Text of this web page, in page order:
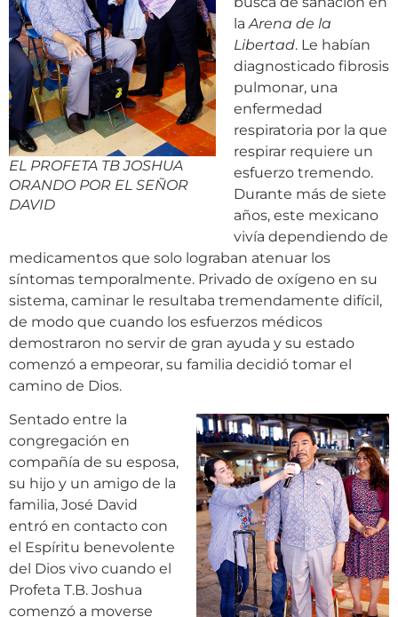
EL PROFETA TB JOSHUA
ORANDO POR EL SEÑOR
DAVID
laArena de la
Libertad. Le habían
diagnosticado fibrosis
pulmonar, una
enfermedad
respiratoria por la que
respirar requiere un
esfuerzo tremendo.
Durante más de siete
años, este mexicano
vivía dependiendo de
medicamentos que solo lograban atenuar los
síntomas temporalmente. Privado de oxígeno en su
sistema, caminar le resultaba tremendamente difícil,
de modo que cuando los esfuerzos médicos
demostraron no servir de gran ayuda y su estado
comenzó a empeorar, su familia decidió tomar el
camino de Dios.
Sentado entre la
congregación en
compañía de su esposa,
su hijo y un amigo de la
familia, José David
entró en contacto con
el Espíritu benevolente
del Dios vivo cuando el
Profeta T.B. Joshua
comenzó a moverse